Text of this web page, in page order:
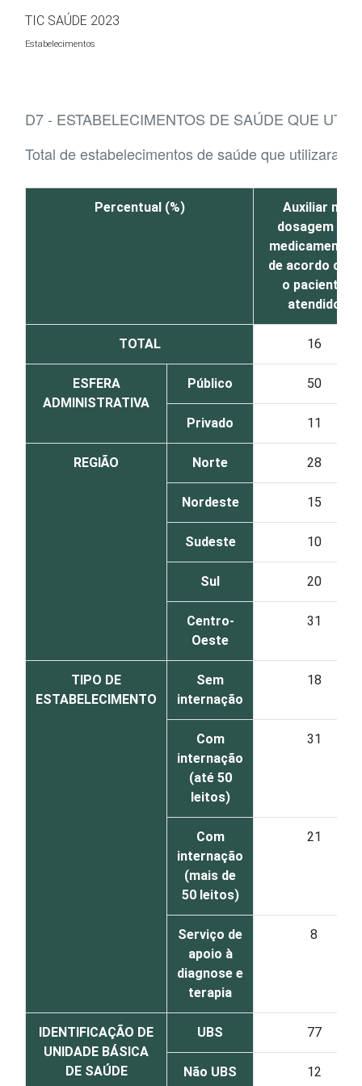
Ir para o conteúdo
TIC SAÚDE 2023
Estabelecimentos
D7 - ESTABELECIMENTOS DE SAÚDE QUE
Total de estabelecimentos de saúde que utilizaram
Percentual (%)
Auxiliar na
dosagem de
medicamentos
de acordo com
o paciente
atendido
TOTAL 16
ESFERA
ADMINISTRATIVA
Público 50
Privado 11
REGIÃO Norte 28
Nordeste 15
Sudeste 10
Sul 20
Centro-
Oeste
31
TIPO DE
ESTABELECIMENTO
Sem
internação
18
Com
internação
(até 50
leitos)
31
Com
internação
(mais de
50 leitos)
21
Serviço de
apoio à
diagnose e
terapia
8
IDENTIFICAÇÃO DE
UNIDADE BÁSICA
DE SAÚDE
UBS 77
Não UBS 12